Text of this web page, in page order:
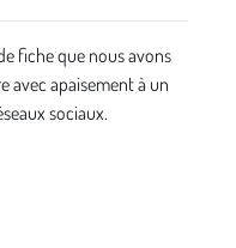
fiche que nous avons
avec apaisement à un
sociaux.